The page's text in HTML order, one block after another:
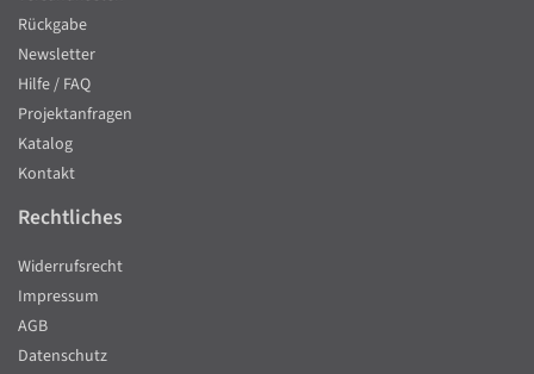
Rückgabe
Newsletter
Hilfe / FAQ
Projektanfragen
Katalog
Kontakt
Rechtliches
Widerrufsrecht
Impressum
AGB
Datenschutz